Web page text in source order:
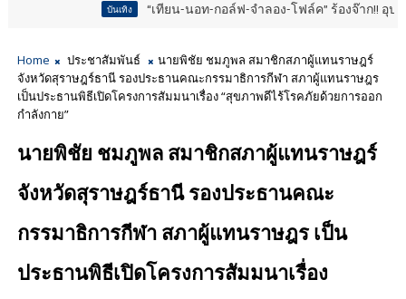
“เทียน-นอท-กอล์ฟ-จำลอง-โฟล์ค” ร้องจ๊าก!! อุปกรณ์ม่วนจอย
Home ประชาสัมพันธ์
นายพิชัย ชมภูพล สมาชิกสภาผู้แทนราษฎร์
จังหวัดสุราษฎร์ธานี รองประธานคณะกรรมาธิการกีฬา สภาผู้แทนราษฎร
เป็นประธานพิธีเปิดโครงการสัมมนาเรื่อง “สุขภาพดีไร้โรคภัยด้วยการออก
กำลังกาย”
นายพิชัย ชมภูพล สมาชิกสภาผู้แทนราษฎร์
จังหวัดสุราษฎร์ธานี รองประธานคณะ
กรรมาธิการกีฬา สภาผู้แทนราษฎร เป็น
ประธานพิธีเปิดโครงการสัมมนาเรื่อง